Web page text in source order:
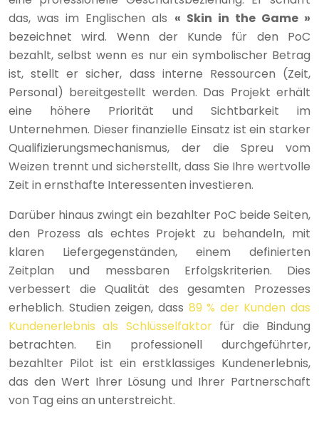
das, was im Englischen als « Skin in the Game »
bezeichnet wird. Wenn der Kunde für den PoC
bezahlt, selbst wenn es nur ein symbolischer Betrag
ist, stellt er sicher, dass interne Ressourcen (Zeit,
Personal) bereitgestellt werden. Das Projekt erhält
eine höhere Priorität und Sichtbarkeit im
Unternehmen. Dieser finanzielle Einsatz ist ein starker
Qualifizierungsmechanismus, der die Spreu vom
Weizen trennt und sicherstellt, dass Sie Ihre wertvolle
Zeit in ernsthafte Interessenten investieren.
Darüber hinaus zwingt ein bezahlter PoC beide Seiten,
den Prozess als echtes Projekt zu behandeln, mit
klaren Liefergegenständen, einem definierten
Zeitplan und messbaren Erfolgskriterien. Dies
verbessert die Qualität des gesamten Prozesses
erheblich. Studien zeigen, dass 89 % der Kunden das
Kundenerlebnis als Schlüsselfaktorfür die Bindung
betrachten. Ein professionell durchgeführter,
bezahlter Pilot ist ein erstklassiges Kundenerlebnis,
das den Wert Ihrer Lösung und Ihrer Partnerschaft
von Tag eins an unterstreicht.